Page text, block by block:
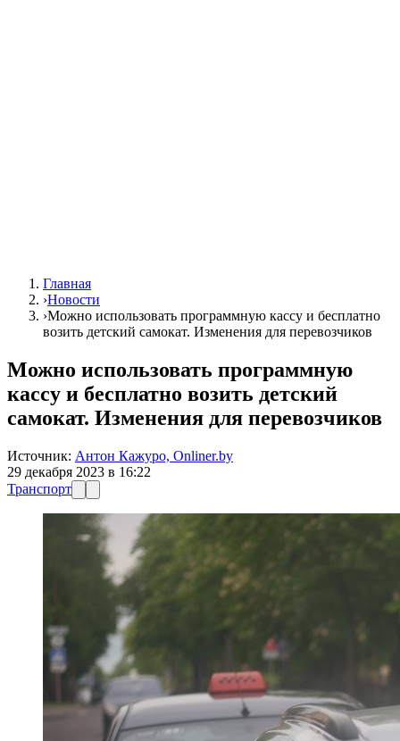
Главная
›Новости
›Можно использовать программную кассу и бесплатно
возить детский самокат. Изменения для перевозчиков
Можно использовать программную
кассу и бесплатно возить детский
самокат. Изменения для перевозчиков
Источник: Антон Кажуро, Onliner.by
29 декабря 2023 в 16:22
Транспорт